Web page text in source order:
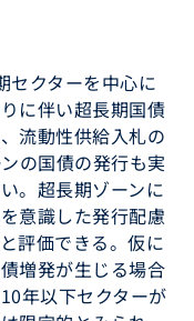
セクターを中心に
に伴い超長期国債
流動性供給入札の
の国債の発行も実
。超長期ゾーンに
意識した発行配慮
評価できる。仮に
増発が生じる場合
年以下セクターが